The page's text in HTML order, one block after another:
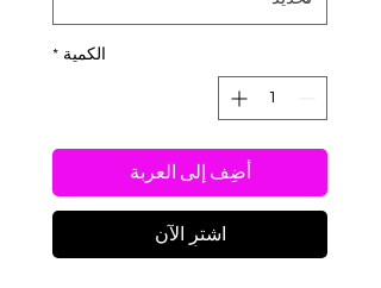
الكمية *
أضِف إلى العربة
اشترِ الآن